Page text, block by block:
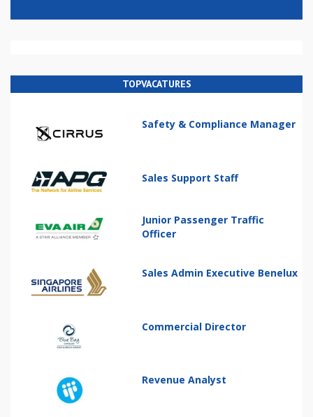
TOPVACATURES
Safety & Compliance Manager
Sales Support Staff
Junior Passenger Traffic
Officer
Sales Admin Executive Benelux
Commercial Director
Revenue Analyst